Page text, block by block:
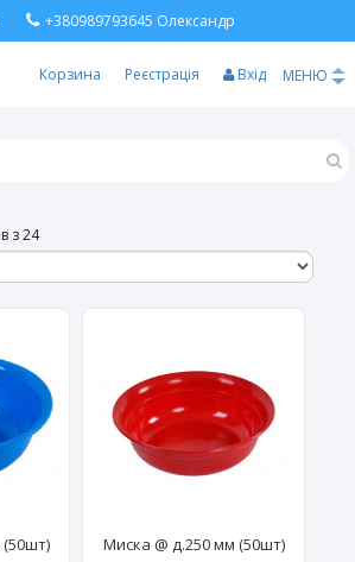
+380989793645 Олександр
Корзина Реєстрація Вхід МЕНЮ
з 24
Миска @ д.250 мм (50шт)